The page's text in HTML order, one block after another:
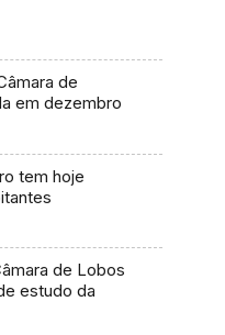
de
em dezembro
tem hoje
de Lobos
estudo da